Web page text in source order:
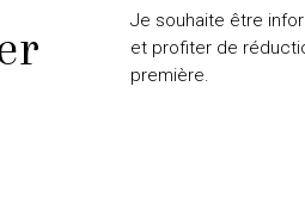
Je souhaite être
et profiter de
première.